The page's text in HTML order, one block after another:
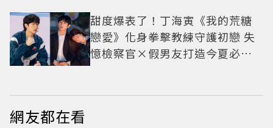
甜度爆表了！丁海寅《我的荒糖
戀愛》化身拳擊教練守護初戀 失
憶檢察官×假男友打造今夏必看
網友都在看